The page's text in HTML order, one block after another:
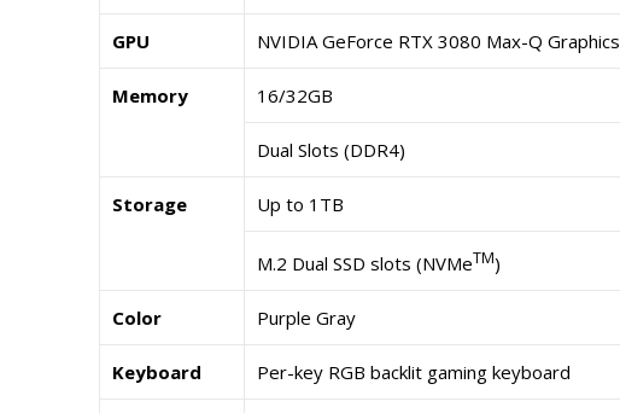
GPU NVIDIA GeForce RTX 3080 Max-Q Graphics
Memory 16/32GB
Dual Slots (DDR4)
Storage Up to 1TB
M.2 Dual SSD slots (NVMeTM)
Color Purple Gray
Keyboard Per-key RGB backlit gaming keyboard